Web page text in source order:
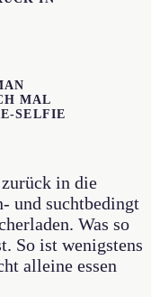
MAL
SELFIE
in die
und suchtbedingt
Was so
So ist wenigstens
alleine essen